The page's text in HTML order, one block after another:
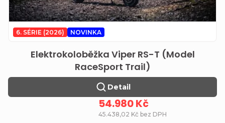
6. SÉRIE (2026) NOVINKA
Elektrokoloběžka Viper RS-T (Model
RaceSport Trail)
45.438,02 Kč bez DPH
54.980 Kč
Detail